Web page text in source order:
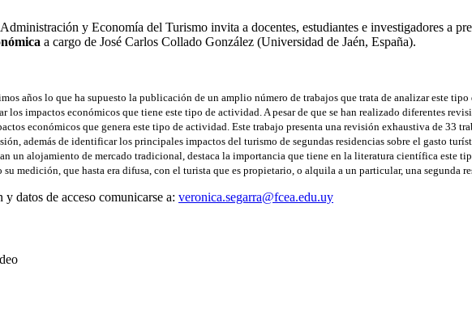
y Economía del Turismo invita a docentes, estudiantes e investigadores a
a cargo de José Carlos Collado González (Universidad de Jaén, España).
años lo que ha supuesto la publicación de un amplio número de trabajos que trata de analizar este
impactos económicos que tiene este tipo de actividad. A pesar de que se han realizado diferentes
económicos que genera este tipo de actividad. Este trabajo presenta una revisión exhaustiva de 33
además de identificar los principales impactos del turismo de segundas residencias sobre el gasto
un alojamiento de mercado tradicional, destaca la importancia que tiene en la literatura científica este
medición, que hasta era difusa, con el turista que es propietario, o alquila a un particular, una segunda
datos de acceso comunicarse a: veronica.segarra@fcea.edu.uy